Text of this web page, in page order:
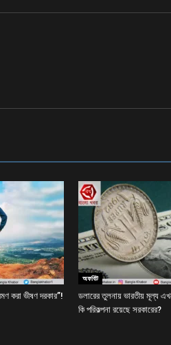
করা ভীষণ দরকার”!
অফবিট
ডলারের তুলনায় ভারতীয় মূল্য
কি পরিকল্পনা রয়েছে সরকারের?